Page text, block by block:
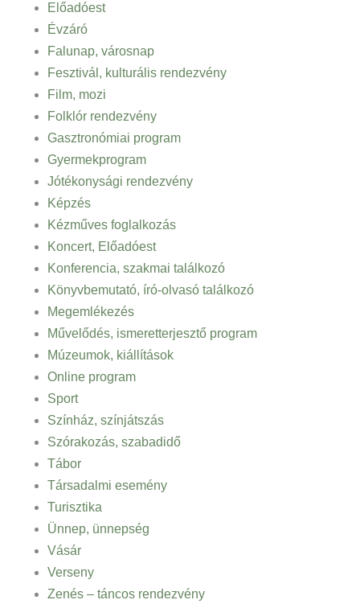
Előadóest
Évzáró
Falunap, városnap
Fesztivál, kulturális rendezvény
Film, mozi
Folklór rendezvény
Gasztronómiai program
Gyermekprogram
Jótékonysági rendezvény
Képzés
Kézműves foglalkozás
Koncert, Előadóest
Konferencia, szakmai találkozó
Könyvbemutató, író-olvasó találkozó
Megemlékezés
Művelődés, ismeretterjesztő program
Múzeumok, kiállítások
Online program
Sport
Színház, színjátszás
Szórakozás, szabadidő
Tábor
Társadalmi esemény
Turisztika
Ünnep, ünnepség
Vásár
Verseny
Zenés – táncos rendezvény